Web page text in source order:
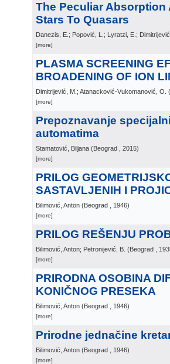
The Peculiar
Stars To Quasars
Danezis, E.; Popović, L.; Lyratzi, E.;
[more]
PLASMA SCREENING
BROADENING OF ION
Dimitrijević, M.; Atanacković-Vukomanović, O. (
[more]
Prepoznavanje
automatima
Stamatović, Biljana (Beograd , 2015)
[more]
PRILOG
SASTAVLJENIH I
Bilimović, Anton (Beograd , 1946)
[more]
PRILOG REŠENJU
Bilimović, Anton; Petronijević, B. (Beograd ,
[more]
PRIRODNA OSOBINA
KONIČNOG PRESEKA
Bilimović, Anton (Beograd , 1946)
[more]
Prirodne jednačine
Bilimović, Anton (Beograd , 1946)
[more]